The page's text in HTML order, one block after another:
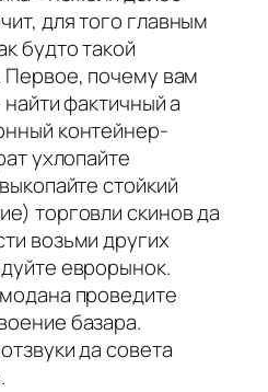
для того главным
будто такой
почему вам
фактичный а
контейнер-
ухлопайте
стойкий
торговли скинов да
возьми других
еврорынок.
проведите
базара.
да совета